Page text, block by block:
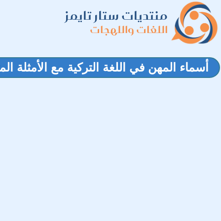
منتديات ستار تايمز
اللغات واللهجات
أسماء المهن في اللغة التركية مع الأمثلة